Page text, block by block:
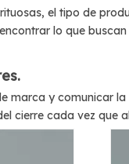
el tipo de
lo que
y comunicar
cierre cada vez que